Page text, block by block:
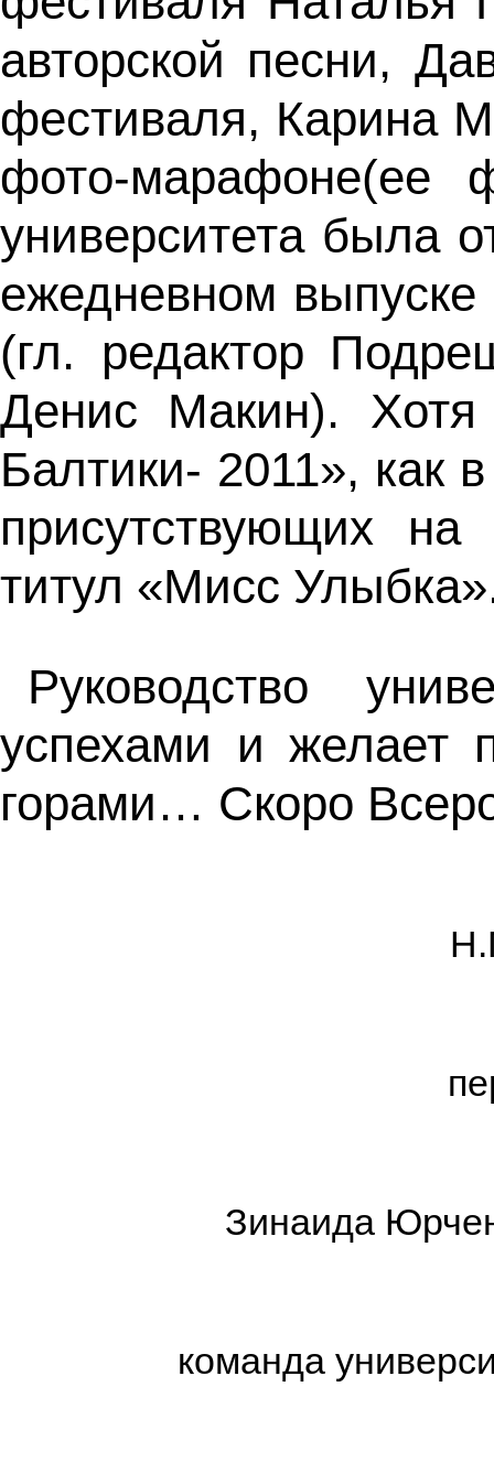
авторской песни,
фестиваля, Карина
фото-марафоне(ее
университета была
ежедневном
(гл. редактор
Денис Макин).
Балтики- 2011», как
присутствующих
титул «Мисс
Руководство
успехами и желает
горами… Скоро
Зинаида
команда